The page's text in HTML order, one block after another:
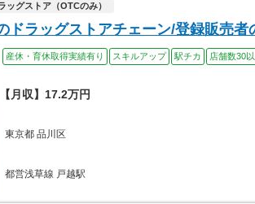
ッグストア（OTCのみ）
ドラッグストアチェーン/登録販売者
産休・育休取得実績有り スキルアップ 駅チカ 店舗数30
【月収】17.2万円
東京都 品川区
都営浅草線 戸越駅